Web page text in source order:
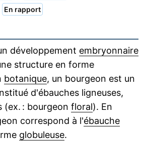
En rapport
développement embryonnaire
structure en forme
botanique, un bourgeon est un
d'ébauches ligneuses,
(ex. : bourgeon floral). En
correspond à l'ébauche
globuleuse.